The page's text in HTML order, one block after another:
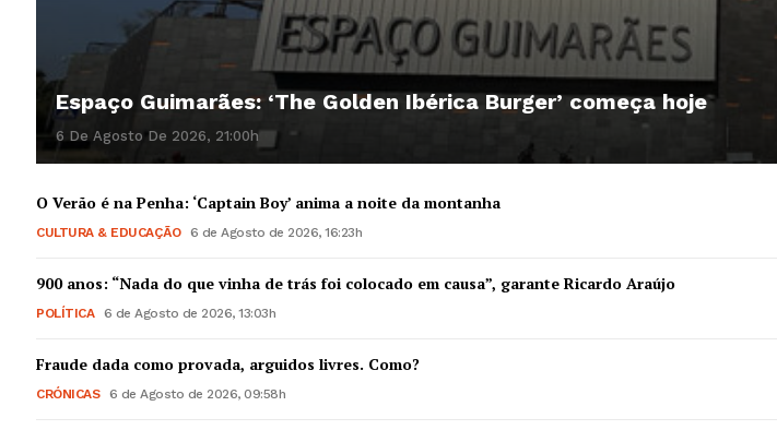
Guimarães, agora!
Espaço Guimarães: ‘The Golden Ibérica Burger’ começa hoje
6 De Agosto De 2026, 21:00h
O Verão é na Penha: ‘Captain Boy’ anima a noite da montanha
CULTURA & EDUCAÇÃO 6 de Agosto de 2026, 16:23h
900 anos: “Nada do que vinha de trás foi colocado em causa”, garante Ricardo Araújo
POLÍTICA 6 de Agosto de 2026, 13:03h
Fraude dada como provada, arguidos livres. Como?
CRÓNICAS 6 de Agosto de 2026, 09:58h